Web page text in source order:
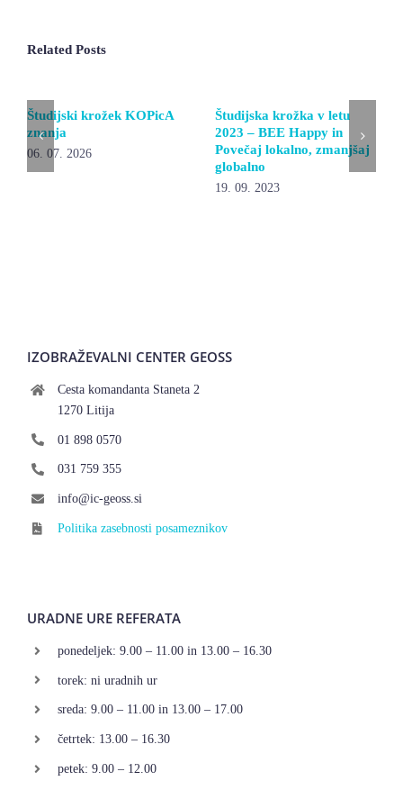
Related Posts
Študijski krožek KOPicA
znanja
06. 07. 2026
Študijska krožka v letu
2023 – BEE Happy in
Povečaj lokalno, zmanjšaj
globalno
19. 09. 2023
IZOBRAŽEVALNI CENTER GEOSS
Cesta komandanta Staneta 2
1270 Litija
01 898 0570
031 759 355
info@ic-geoss.si
Politika zasebnosti posameznikov
URADNE URE REFERATA
ponedeljek: 9.00 – 11.00 in 13.00 – 16.30
torek: ni uradnih ur
sreda: 9.00 – 11.00 in 13.00 – 17.00
četrtek: 13.00 – 16.30
petek: 9.00 – 12.00